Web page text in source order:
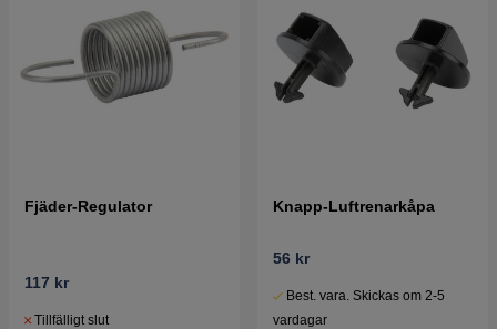
Fjäder-Regulator
117 kr
Tillfälligt slut
Knapp-Luftrenarkåpa
56 kr
Best. vara. Skickas om 2-5
vardagar